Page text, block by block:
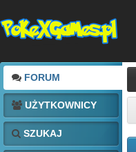
FORUM
UŻYTKOWNICY
SZUKAJ